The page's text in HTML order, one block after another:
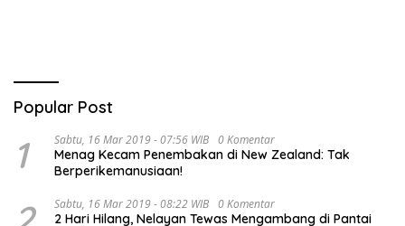
Popular Post
1 Sabtu, 16 Mar 2019 - 07:56 WIB 0 Komentar
Menag Kecam Penembakan di New Zealand: Tak
Berperikemanusiaan!
Sabtu, 16 Mar 2019 - 08:22 WIB 0 Komentar
2 Hari Hilang, Nelayan Tewas Mengambang di Pantai